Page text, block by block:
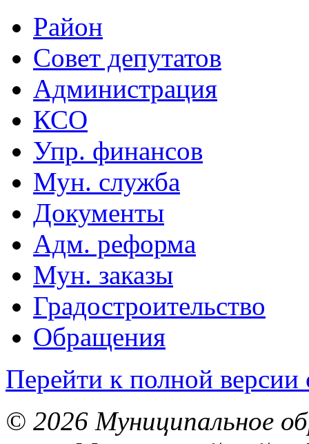
Район
Совет депутатов
Администрация
КСО
Упр. финансов
Мун. служба
Документы
Адм. реформа
Мун. заказы
Градостроительство
Обращения
Перейти к полной версии
© 2026 Муниципальное